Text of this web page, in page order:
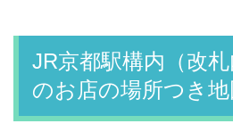
JR京都駅構内（改
のお店の場所つき地